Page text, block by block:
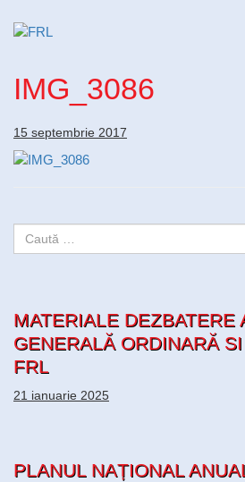
IMG_3086
15 septembrie 2017
MATERIALE DEZBATERE
GENERALĂ ORDINARĂ
FRL
21 ianuarie 2025
PLANUL NAȚIONAL